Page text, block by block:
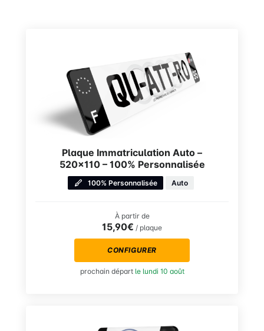
Plaque Immatriculation Auto –
520×110 – 100% Personnalisée
100% Personnalisée Auto
À partir de
15,90€ / plaque
CONFIGURER
prochain départ le lundi 10 août